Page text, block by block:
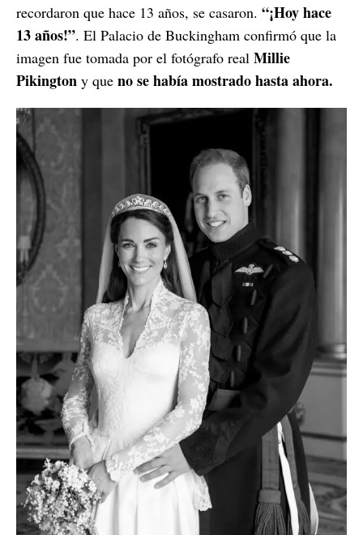
recordaron que hace 13 años, se casaron. “¡Hoy hace
13 años!”. El Palacio de Buckingham confirmó que la
imagen fue tomada por el fotógrafo real Millie
Pikington y que no se había mostrado hasta ahora.